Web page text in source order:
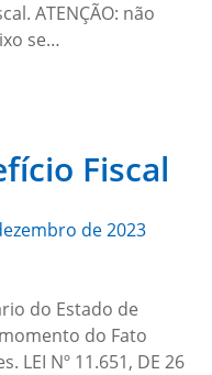
ATENÇÃO: não
se…
Fiscal
de 2023
do Estado de
do Fato
LEI Nº 11.651, DE 26